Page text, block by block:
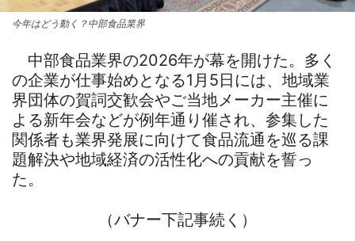
今年はどう動く？中部食品業界
中部食品業界の2026年が幕を開けた。多く
の企業が仕事始めとなる1月5日には、地域業
界団体の賀詞交歓会やご当地メーカー主催に
よる新年会などが例年通り催され、参集した
関係者も業界発展に向けて食品流通を巡る課
題解決や地域経済の活性化への貢献を誓っ
た。
（バナー下記事続く）